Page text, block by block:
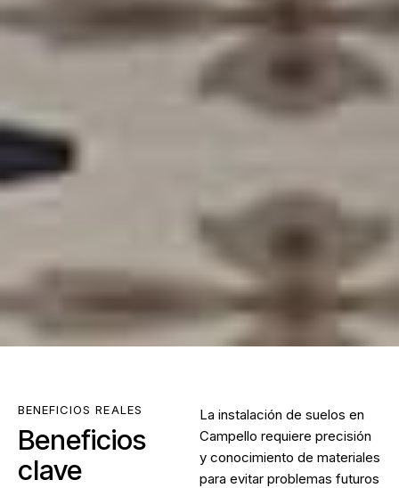
BENEFICIOS REALES
Beneficios
clave
La instalación de suelos en
Campello requiere precisión
y conocimiento de materiales
para evitar problemas futuros